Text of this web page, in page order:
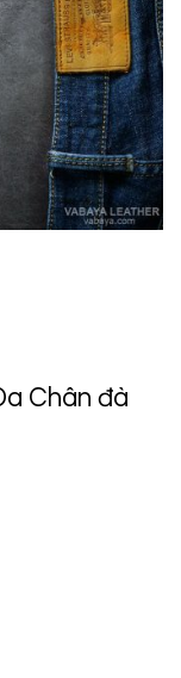
Add to
Wishlist
Chân đà